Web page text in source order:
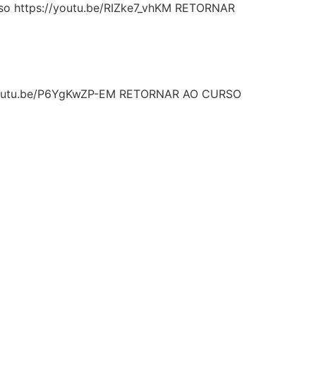
youtu.be/RIZke7_vhKM RETORNAR
P6YgKwZP-EM RETORNAR AO CURSO